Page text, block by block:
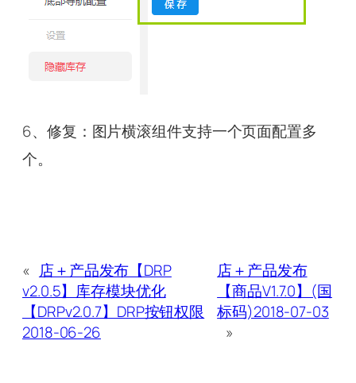
6、修复：图片横滚组件支持一个页面配置多
个。
« 店＋产品发布【DRP
v2.0.5】库存模块优化
【DRPv2.0.7】DRP按钮权限
2018-06-26
店＋产品发布
【商品V1.7.0】(国
标码)2018-07-03
»